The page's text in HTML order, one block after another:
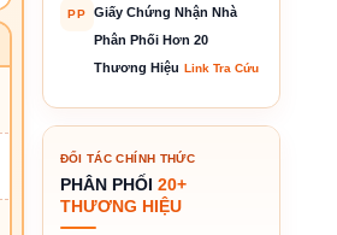
PP
Giấy Chứng Nhận Nhà
Phân Phối Hơn 20
Thương Hiệu Link Tra Cứu
ĐỐI TÁC CHÍNH THỨC
PHÂN PHỐI 20+
THƯƠNG HIỆU